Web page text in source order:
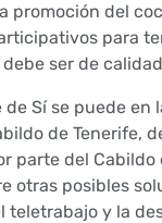
promoción del
para
ser de
Sí se puede en
de Tenerife,
parte del
otras posibles
teletrabajo y la